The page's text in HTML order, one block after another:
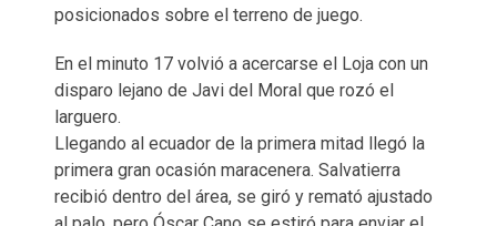
posicionados sobre el terreno de juego.
En el minuto 17 volvió a acercarse el Loja con un
disparo lejano de Javi del Moral que rozó el
larguero.
Llegando al ecuador de la primera mitad llegó la
primera gran ocasión maracenera. Salvatierra
recibió dentro del área, se giró y remató ajustado